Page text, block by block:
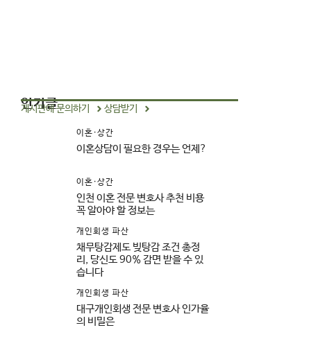
인기글
게시판에 문의하기 상담받기
이혼·상간
이혼상담이 필요한 경우는 언제?
이혼·상간
인천 이혼 전문 변호사 추천 비용
꼭 알아야 할 정보는
개인회생 파산
채무탕감제도 빚탕감 조건 총정
리, 당신도 90% 감면 받을 수 있
습니다
개인회생 파산
대구개인회생 전문 변호사 인가율
의 비밀은